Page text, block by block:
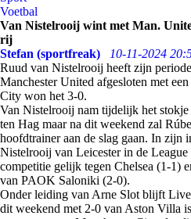
Voetbal
Van Nistelrooij wint met Man.
rij
Stefan (sportfreak)
10-11-2024
Ruud van Nistelrooij heeft zijn
Manchester United afgesloten met
City won het 3-0.
Van Nistelrooij nam tijdelijk het
ten Hag maar na dit weekend zal
hoofdtrainer aan de slag gaan. In zijn
Nistelrooij van Leicester in de
competitie gelijk tegen Chelsea (1-1)
van PAOK Saloniki (2-0).
Onder leiding van Arne Slot blijft
dit weekend met 2-0 van Aston Villa